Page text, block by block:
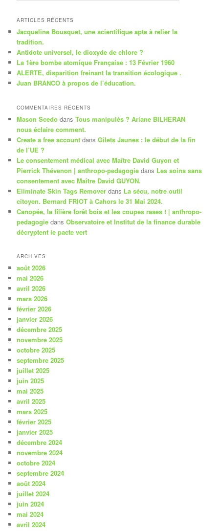
h
r
c
h
e
ARTICLES RÉCENTS
Jacqueline Bousquet, une scientifique apte à relier la
tradition.
Antidote universel, le dioxyde de chlore ?
La 1ère bombe atomique Française : 13 Février 1960
ALERTE, disparition freinant la transition écologique .
Juan BRANCO à propos de l’éducation.
COMMENTAIRES RÉCENTS
Mason Scedo dansTous manipulés ? Ariane BILHERAN
nous éclaire comment.
Create a free account dansGilets Jaunes : le début de la fin
de l’UE ?
Le consentement médical avec Maître David Guyon et
Pierrick Thévenon | anthropo-pedagogie dans Les soins sans
consentement avec Maître David GUYON.
Eliminate Skin Tags Remover dans La sécu, notre outil
citoyen. Bernard FRIOT à Cahors le 31 Mai 2024.
Canopée, la filière forêt bois et les coupes rases ! | anthropo-
pedagogie dansObservatoire et Institut de la finance durable
décryptent le pacte vert
ARCHIVES
août 2026
mai 2026
avril 2026
mars 2026
février 2026
janvier 2026
décembre 2025
novembre 2025
octobre 2025
septembre 2025
juillet 2025
juin 2025
mai 2025
avril 2025
mars 2025
février 2025
janvier 2025
décembre 2024
novembre 2024
octobre 2024
septembre 2024
août 2024
juillet 2024
juin 2024
mai 2024
avril 2024